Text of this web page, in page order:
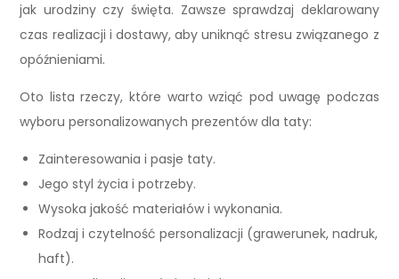
jak urodziny czy święta. Zawsze sprawdzaj deklarowany
czas realizacji i dostawy, aby uniknąć stresu związanego z
opóźnieniami.
Oto lista rzeczy, które warto wziąć pod uwagę podczas
wyboru personalizowanych prezentów dla taty:
Zainteresowania i pasje taty.
Jego styl życia i potrzeby.
Wysoka jakość materiałów i wykonania.
Rodzaj i czytelność personalizacji (grawerunek, nadruk,
haft).